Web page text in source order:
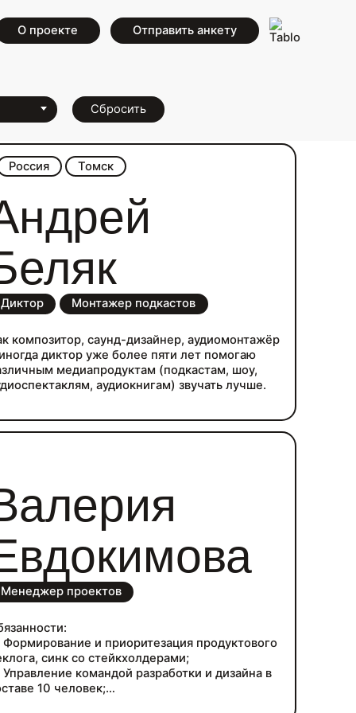
О проекте Отправить анкету
Сбросить
Россия Томск
Диктор Монтажер подкастов
композитор, саунд-дизайнер, аудиомонтажёр
диктор уже более пяти лет помогаю
медиапродуктам (подкастам, шоу,
аудиокнигам) звучать лучше.
Менеджер проектов
и приоритезация продуктового
синк со стейкхолдерами;
командой разработки и дизайна в
10 человек;